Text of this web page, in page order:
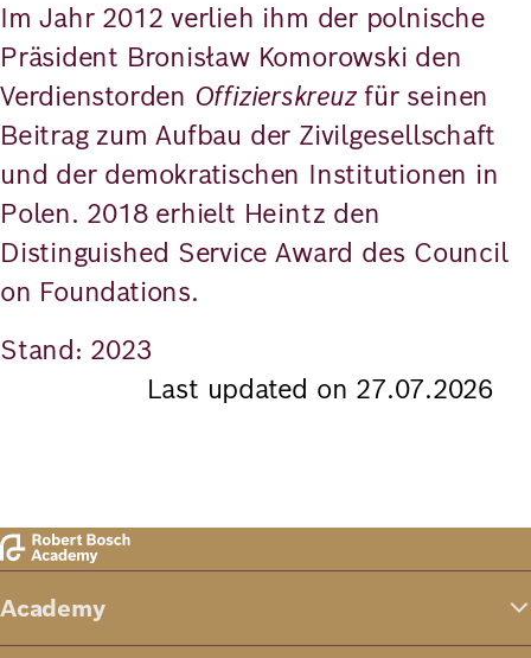
Im Jahr 2012 verlieh ihm der polnische
Präsident Bronisław Komorowski den
Verdienstorden Offizierskreuzfür seinen
Beitrag zum Aufbau der Zivilgesellschaft
und der demokratischen Institutionen in
Polen. 2018 erhielt Heintz den
Distinguished Service Award des Council
on Foundations.
Stand: 2023
Last updated on 27.07.2026
Academy